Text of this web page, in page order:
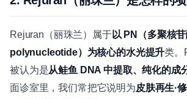
Rejuran（丽珠兰）属于以 PN（多聚核苷
polynucleotide）为核心的水光提升类。
被认为是从鲑鱼 DNA 中提取、纯化的成
面诊室里，我们常把它说明为皮肤再生·